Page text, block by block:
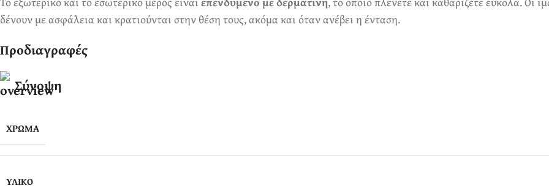
δένουν με ασφάλεια και κρατιούνται στην θέση τους, ακόμα και όταν ανέβει η ένταση.
Προδιαγραφές
Σύνοψη
ΧΡΏΜΑ
ΥΛΙΚΌ